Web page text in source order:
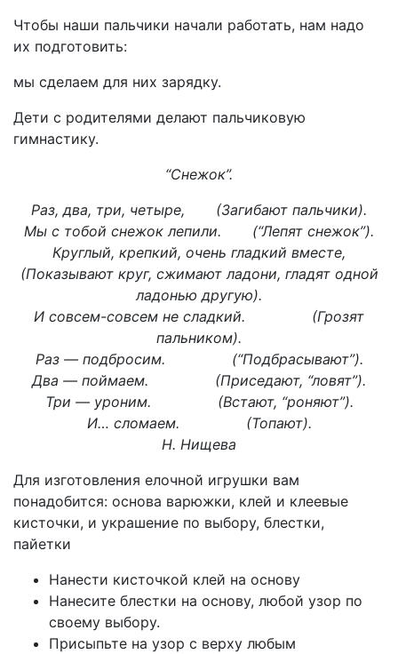
Чтобы наши пальчики начали работать, нам надо
их подготовить:
мы сделаем для них зарядку.
Дети с родителями делают пальчиковую
гимнастику.
“Снежок”.
Раз, два, три, четыре, (Загибают пальчики).
Мы с тобой снежок лепили. (“Лепят снежок”).
Круглый, крепкий, очень гладкий вместе,
(Показывают круг, сжимают ладони, гладят одной
ладонью другую).
И совсем-совсем не сладкий. (Грозят
пальником).
Раз — подбросим. (“Подбрасывают”).
Два — поймаем. (Приседают, “ловят”).
Три — уроним. (Встают, “роняют”).
И… сломаем. (Топают).
Н. Нищева
Для изготовления елочной игрушки вам
понадобится: основа варюжки, клей и клеевые
кисточки, и украшение по выбору, блестки,
пайетки
Нанести кисточкой клей на основу
Нанесите блестки на основу, любой узор по
своему выбору.
Присыпьте на узор с верху любым